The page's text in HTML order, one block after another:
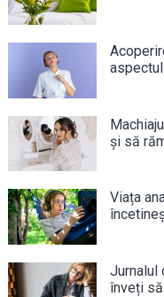
și să
Viața
Jurnalul
înveți